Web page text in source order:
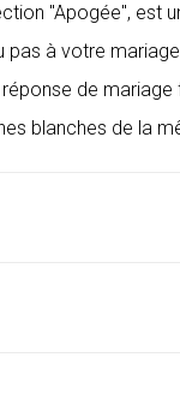
"Apogée", est
pas à votre
de mariage
blanches de la